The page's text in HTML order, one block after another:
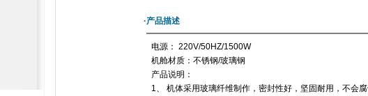
·产品描述
电源： 220V/50HZ/1500W
机舱材质：不锈钢/玻璃钢
产品说明：
1、 机体采用玻璃纤维制作，密封性好，坚固耐用，不会